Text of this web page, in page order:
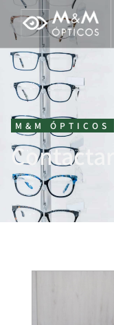
M&M ÓPTICOS
Contactar